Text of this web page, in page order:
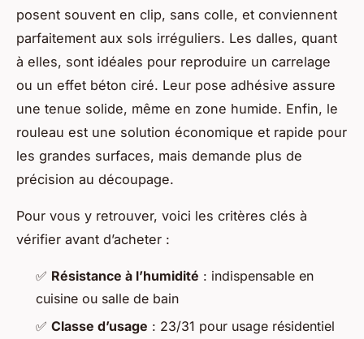
posent souvent en clip, sans colle, et conviennent
parfaitement aux sols irréguliers. Les dalles, quant
à elles, sont idéales pour reproduire un carrelage
ou un effet béton ciré. Leur pose adhésive assure
une tenue solide, même en zone humide. Enfin, le
rouleau est une solution économique et rapide pour
les grandes surfaces, mais demande plus de
précision au découpage.
Pour vous y retrouver, voici les critères clés à
vérifier avant d’acheter :
✅ Résistance à l’humidité : indispensable en
cuisine ou salle de bain
✅ Classe d’usage : 23/31 pour usage résidentiel